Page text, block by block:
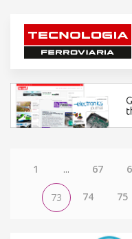
1 ... 67
73 74 75